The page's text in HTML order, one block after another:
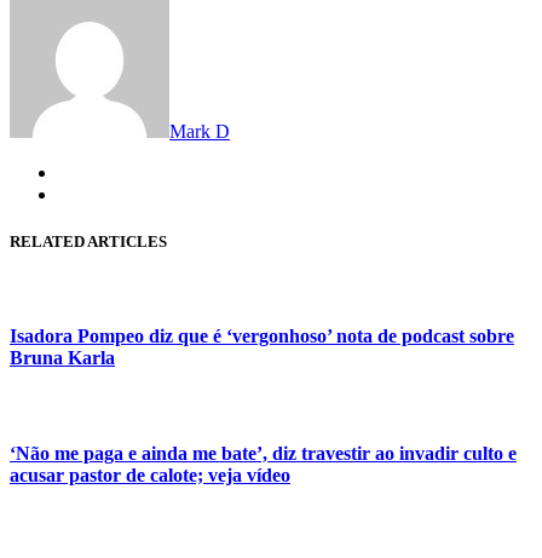
Mark D
RELATED ARTICLES
Isadora Pompeo diz que é ‘vergonhoso’ nota de podcast sobre
Bruna Karla
‘Não me paga e ainda me bate’, diz travestir ao invadir culto e
acusar pastor de calote; veja vídeo